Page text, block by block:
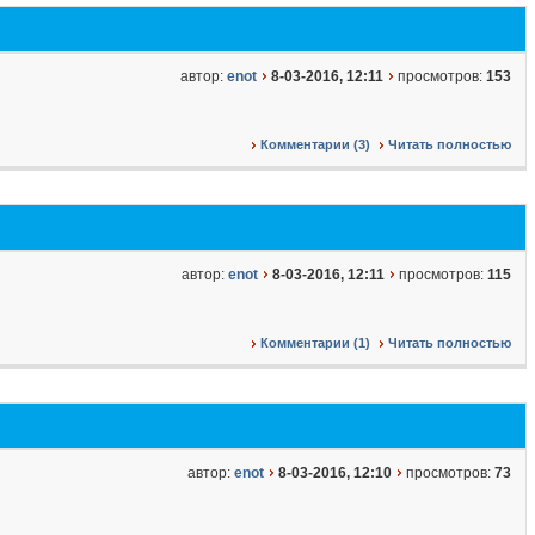
автор: enot 8-03-2016, 12:11 просмотров: 153
Комментарии (3) Читать полностью
автор: enot 8-03-2016, 12:11 просмотров: 115
Комментарии (1) Читать полностью
автор: enot 8-03-2016, 12:10 просмотров: 73